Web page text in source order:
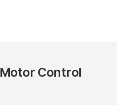
Motor Control